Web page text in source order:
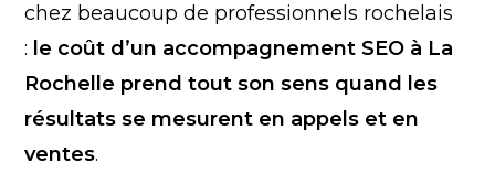
chez beaucoup de professionnels rochelais
: le coût d’un accompagnement SEO à La
Rochelle prend tout son sens quand les
résultats se mesurent en appels et en
ventes.